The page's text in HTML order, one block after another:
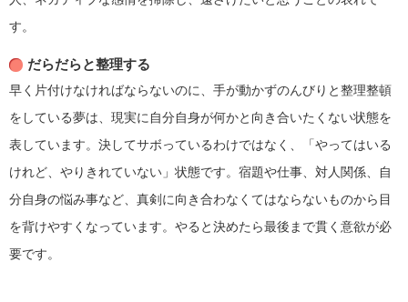
す。
だらだらと整理する
早く片付けなければならないのに、手が動かずのんびりと整理整頓
をしている夢は、現実に自分自身が何かと向き合いたくない状態を
表しています。決してサボっているわけではなく、「やってはいる
けれど、やりきれていない」状態です。宿題や仕事、対人関係、自
分自身の悩み事など、真剣に向き合わなくてはならないものから目
を背けやすくなっています。やると決めたら最後まで貫く意欲が必
要です。